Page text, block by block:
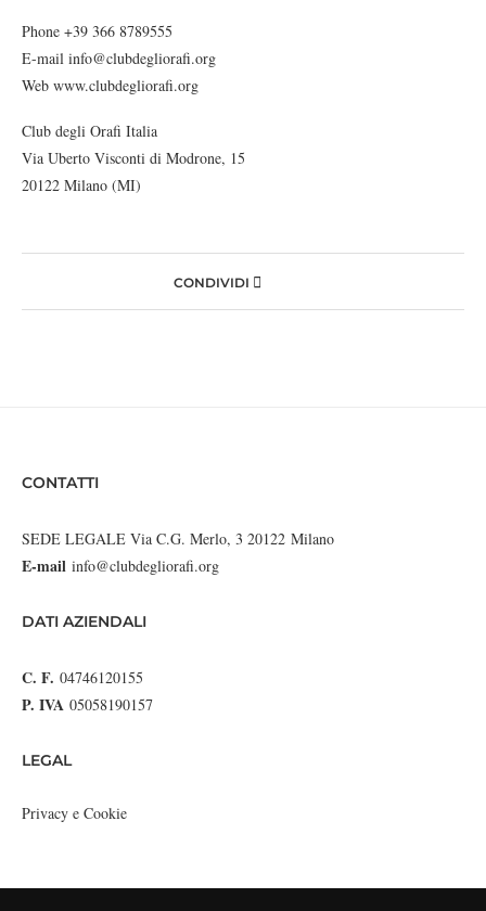
Phone +39 366 8789555
E-mail info@clubdegliorafi.org
Web www.clubdegliorafi.org
Club degli Orafi Italia
Via Uberto Visconti di Modrone, 15
20122 Milano (MI)
CONDIVIDI
CONTATTI
SEDE LEGALE Via C.G. Merlo, 3 20122 Milano
E-mail info@clubdegliorafi.org
DATI AZIENDALI
C. F. 04746120155
P. IVA 05058190157
LEGAL
Privacy e Cookie